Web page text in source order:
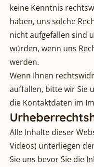
keine Kenntnis
haben, uns solche
nicht aufgefallen sind
würden, wenn uns
werden.
Wenn Ihnen
auffallen, bitte wir Sie
die Kontaktdaten im
Alle Inhalte dieser
Videos) unterliegen
Sie uns bevor Sie die